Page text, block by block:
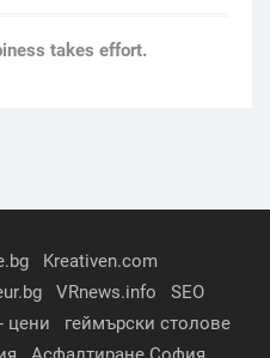
takes effort.
Kreativen.com
VRnews.info
SEO
цени
геймърски столове